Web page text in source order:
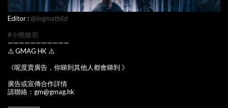
Editor : @ingmathild
#小熊維尼
———————————
⚠️ GMAG HK ⚠️
《呢度賣廣告，你睇到其他人都會睇到 》
廣告或宣傳合作詳情
請聯絡：gm@gmag.hk